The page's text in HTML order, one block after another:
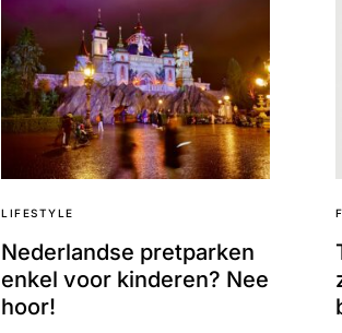
LIFESTYLE
Nederlandse pretparken
enkel voor kinderen? Nee
hoor!